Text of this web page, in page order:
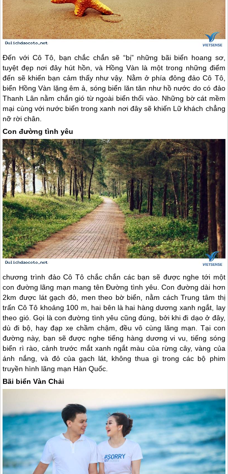
Đến với Cô Tô, bạn chắc chắn sẽ “bị” những bãi biển hoang sơ,
tuyệt đẹp nơi đây hút hồn, và Hồng Vàn là một trong những điểm
đến sẽ khiến bạn cảm thấy như vậy. Nằm ở phía đông đảo Cô Tô,
biển Hồng Vàn lặng êm ả, sóng biển lăn tăn như hồ nước do có đảo
Thanh Lân nằm chắn gió từ ngoài biển thổi vào. Những bờ cát mềm
mại cùng với nước biển trong xanh nơi đây sẽ khiến Lữ khách chẳng
nỡ rời chân.
Con đường tình yêu
chương trình đảo Cô Tôchắc chắn các bạn sẽ được nghe tới một
con đường lãng mạn mang tên Đường tình yêu. Con đường dài hơn
2km được lát gạch đỏ, men theo bờ biển, nằm cách Trung tâm thị
trấn Cô Tô khoảng 100 m, hai bên là hai hàng dương xanh ngắt, lay
theo gió. Gọi là con đường tình yêu cũng đúng, bởi khi đi dạo ở đây,
dù đi bộ, hay đạp xe chầm chậm, đều vô cùng lãng mạn. Tại con
đường này, bạn sẽ được nghe tiếng hàng dương vi vu, tiếng sóng
biển rì rào, cảnh trước mắt xanh ngắt màu của rừng cây, vàng của
ánh nắng, và đỏ của gạch lát, không thua gì trong các bộ phim
truyền hình lãng mạn Hàn Quốc.
Bãi biển Vàn Chải